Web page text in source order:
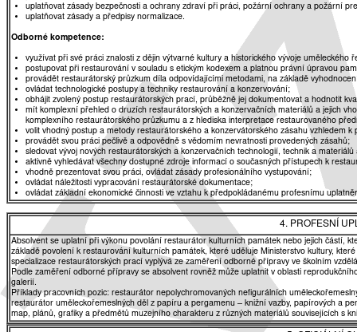
uplatňovat zásady bezpečnosti a ochrany zdraví při práci, požární ochrany a požární
uplatňovat zásady a předpisy normalizace.
Odborné kompetence:
využívat při své práci znalosti z dějin výtvarné kultury a historického vývoje uměleckého
postupovat při restaurování v souladu s etickým kodexem a platnou právní úpravou
provádět restaurátorský průzkum díla odpovídajícími metodami, na základě
ovládat technologické postupy a techniky restaurování a konzervování;
obhájit zvolený postup restaurátorských prací, průběžně jej dokumentovat a hodnotit
mít komplexní přehled o druzích restaurátorských a konzervačních materiálů a jejich
komplexního restaurátorského průzkumu a z hlediska interpretace restaurovaného
volit vhodný postup a metody restaurátorského a konzervátorského zásahu vzhledem
provádět svou práci pečlivě a odpovědně s vědomím nevratnosti provedených zásahů;
sledovat vývoj nových restaurátorských a konzervačních technologií, technik a materiálů
aktivně vyhledávat všechny dostupné zdroje informací o současných přístupech k
vhodně prezentovat svou práci, ovládat zásady profesionálního vystupování;
ovládat náležitosti vypracování restaurátorské dokumentace;
ovládat základní ekonomické činnosti ve vztahu k předpokládanému profesnímu
4. PROFESNÍ
Absolvent se uplatní při výkonu povolání restaurátor kulturních památek nebo jejich částí,
základě povolení k restaurování kulturních památek, které uděluje Ministerstvo kultury,
specializace restaurátorských prací vyplývá ze zaměření odborné přípravy ve školním
Podle zaměření odborné přípravy se absolvent rovněž může uplatnit v oblasti
galerií.
Příklady pracovních pozic: restaurátor nepolychromovaných nefigurálních
restaurátor uměleckořemeslných děl z papíru a pergamenu – knižní vazby, papírových a
map, plánů, grafiky a předmětů muzejního charakteru z různých materiálů souvisejících s